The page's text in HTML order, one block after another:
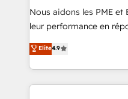
Canada, Germany,
South Africa. Certified compliant with ISO/IEC
international offices and
Nous aidons les PME
leur performance en
Intégration de HubSpot
téléphonie, etc.) • Alignement des équipes grâce à un
outil et des données partagées •
collecte et de l’analyse
Elite4.9